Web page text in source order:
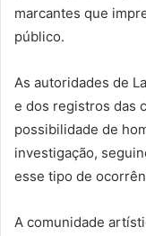
marcantes que
público.
As autoridades de
e dos registros das
possibilidade de
investigação,
esse tipo de
A comunidade